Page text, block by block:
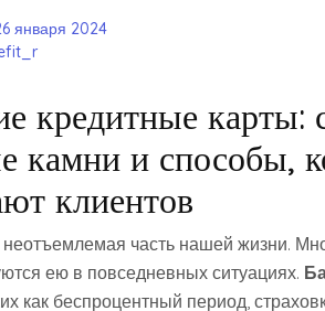
января 2024
кредитные карты:
камни и способы,
клиентов
часть нашей жизни.
ею в повседневных ситуациях.
как беспроцентный период,